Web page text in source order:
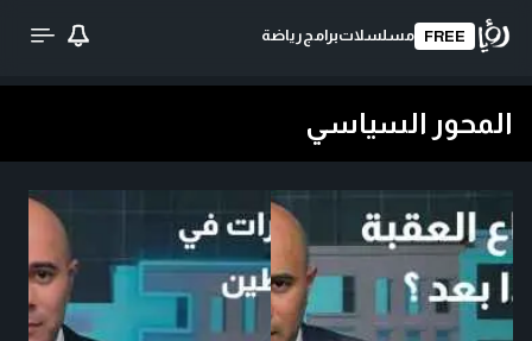
FREE مسلسلاتبرامج رياضة
المحور السياسي